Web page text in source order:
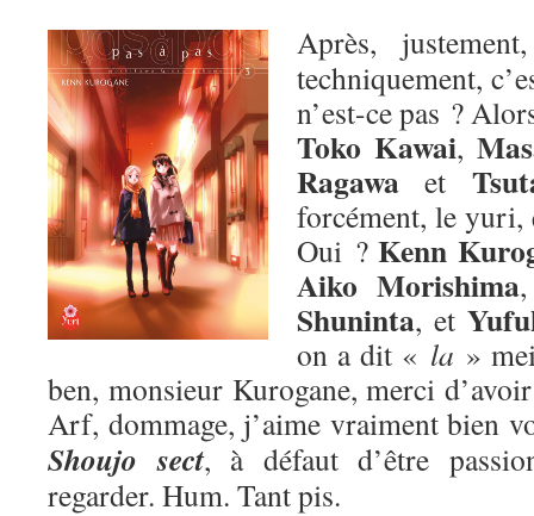
Après,
techniquement,
n’est-ce pas ?
Toko Kawai,
Ragawa et
forcément, le yuri,
Oui ?Kenn
Aiko Morishima
Shuninta, et
on a dit « la »
ben, monsieur Kurogane, merci
Arf, dommage, j’aime vraiment bien
Shoujo sect, à défaut d’être
regarder. Hum. Tant pis.